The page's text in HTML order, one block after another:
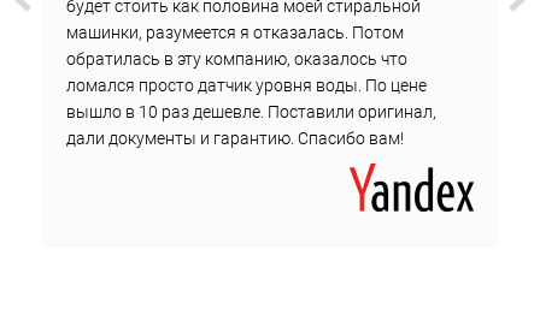
будет стоить как половина моей стиральной
машинки, разумеется я отказалась. Потом
обратилась в эту компанию, оказалось что
ломался просто датчик уровня воды. По цене
вышло в 10 раз дешевле. Поставили оригинал,
дали документы и гарантию. Спасибо вам!